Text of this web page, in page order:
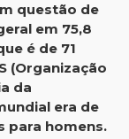
questão de
em 75,8
é de 71
(Organização
da
era de
para homens.